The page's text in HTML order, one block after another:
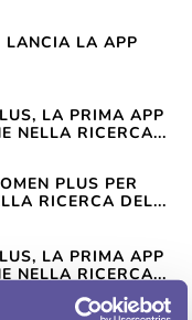
LANCIA LA APP
LA PRIMA APP
NELLA RICERCA...
PLUS PER
RICERCA DEL...
LA PRIMA APP
NELLA RICERCA...